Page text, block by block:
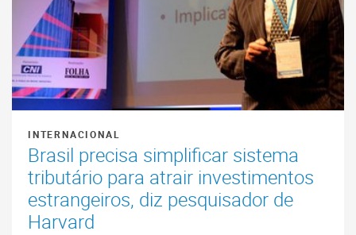
INTERNACIONAL
Brasil precisa simplificar sistema
tributário para atrair investimentos
estrangeiros, diz pesquisador de
Harvard